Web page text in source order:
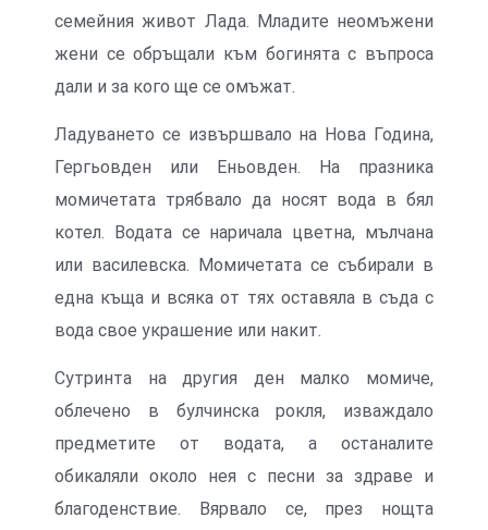
семейния живот Лада. Младите неомъжени
жени се обръщали към богинята с въпроса
дали и за кого ще се омъжат.
Ладуването се извършвало на Нова Година,
Гергьовден или Еньовден. На празника
момичетата трябвало да носят вода в бял
котел. Водата се наричала цветна, мълчана
или василевска. Момичетата се събирали в
една къща и всяка от тях оставяла в съда с
вода свое украшение или накит.
Сутринта на другия ден малко момиче,
облечено в булчинска рокля, изваждало
предметите от водата, а останалите
обикаляли около нея с песни за здраве и
благоденствие. Вярвало се, през нощта